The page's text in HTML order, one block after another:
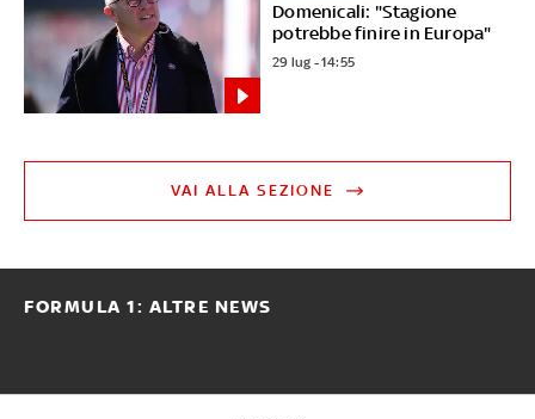
Domenicali: "Stagione
potrebbe finire in Europa"
29 lug - 14:55
VAI ALLA SEZIONE
FORMULA 1: ALTRE NEWS